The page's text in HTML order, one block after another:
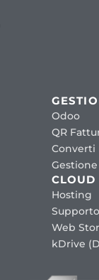
Odoo
QR
Converti
CLOUD
Hosting
Web
kDrive